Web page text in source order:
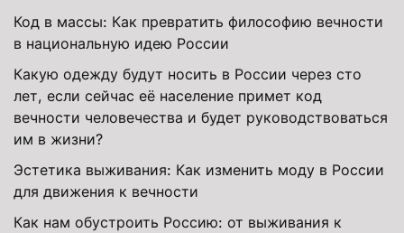
Код в массы: Как превратить философию вечности
в национальную идею России
Какую одежду будут носить в России через сто
лет, если сейчас её население примет код
вечности человечества и будет руководствоваться
им в жизни?
Эстетика выживания: Как изменить моду в России
для движения к вечности
Как нам обустроить Россию: от выживания к